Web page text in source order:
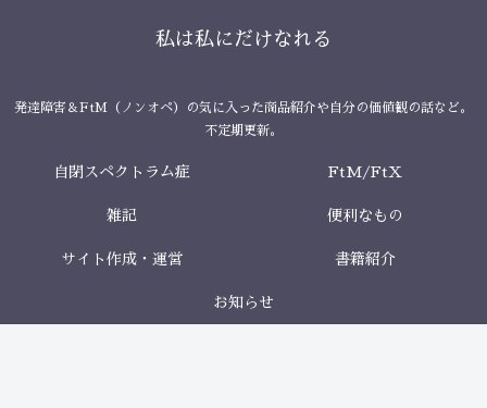
私は私にだけなれる
発達障害＆FtM（ノンオペ）の気に入った商品紹介や自分の価値観の話など。
不定期更新。
自閉スペクトラム症 FtM/FtX
雑記 便利なもの
サイト作成・運営 書籍紹介
お知らせ